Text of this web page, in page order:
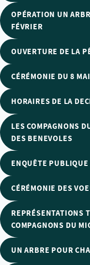
OPÉRATION UN
FÉVRIER
OUVERTURE DE LA
CÉRÉMONIE DU 8 MAI
HORAIRES DE LA
LES COMPAGNONS
DES BENEVOLES
ENQUÊTE
CÉRÉMONIE DES
REPRÉSENTATIONS
COMPAGNONS DU
UN ARBRE POUR